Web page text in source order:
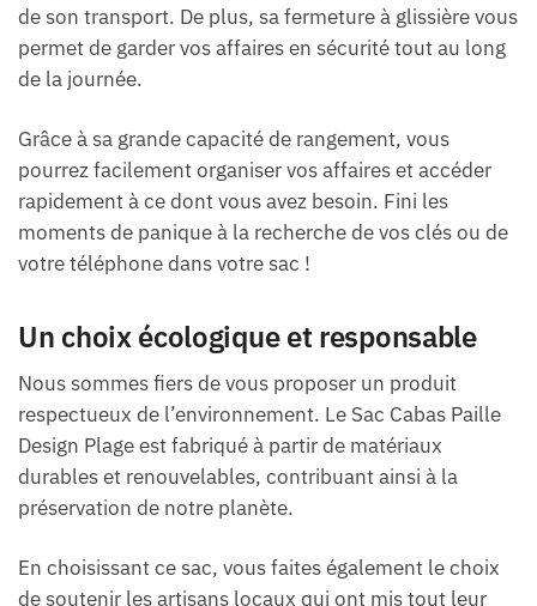
de son transport. De plus, sa fermeture à glissière vous
permet de garder vos affaires en sécurité tout au long
de la journée.
Grâce à sa grande capacité de rangement, vous
pourrez facilement organiser vos affaires et accéder
rapidement à ce dont vous avez besoin. Fini les
moments de panique à la recherche de vos clés ou de
votre téléphone dans votre sac !
Un choix écologique et responsable
Nous sommes fiers de vous proposer un produit
respectueux de l’environnement. Le Sac Cabas Paille
Design Plage est fabriqué à partir de matériaux
durables et renouvelables, contribuant ainsi à la
préservation de notre planète.
En choisissant ce sac, vous faites également le choix
de soutenir les artisans locaux qui ont mis tout leur